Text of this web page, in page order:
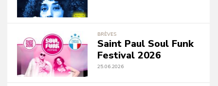
BRÈVES
Saint Paul Soul Funk
Festival 2026
25.06.2026